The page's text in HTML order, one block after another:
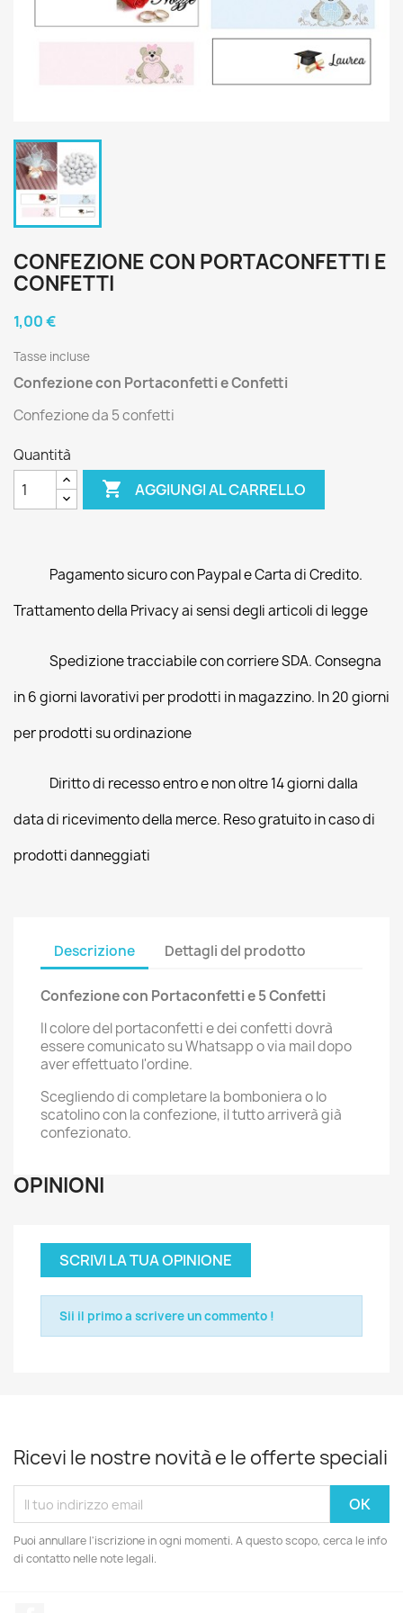
CONFEZIONE CON PORTACONFETTI E
CONFETTI
1,00 €
Tasse incluse
Confezione con Portaconfetti e Confetti
Confezione da 5 confetti
Quantità
 AGGIUNGI AL CARRELLO
Pagamento sicuro con Paypal e Carta di Credito.
Trattamento della Privacy ai sensi degli articoli di legge
Spedizione tracciabile con corriere SDA. Consegna
in 6 giorni lavorativi per prodotti in magazzino. In 20 giorni
per prodotti su ordinazione
Diritto di recesso entro e non oltre 14 giorni dalla
data di ricevimento della merce. Reso gratuito in caso di
prodotti danneggiati
Descrizione Dettagli del prodotto
Confezione con Portaconfetti e 5 Confetti
Il colore del portaconfetti e dei confetti dovrà
essere comunicato su Whatsapp o via mail dopo
aver effettuato l'ordine.
Scegliendo di completare la bomboniera o lo
scatolino con la confezione, il tutto arriverà già
confezionato.
OPINIONI
SCRIVI LA TUA OPINIONE
Sii il primo a scrivere un commento !
Ricevi le nostre novità e le offerte speciali
Puoi annullare l'iscrizione in ogni momenti. A questo scopo, cerca le info
di contatto nelle note legali.